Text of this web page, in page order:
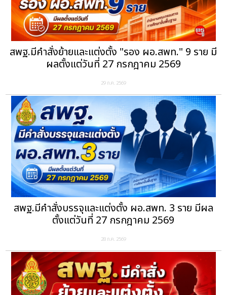
สพฐ.มีคำสั่งย้ายและแต่งตั้ง "รอง ผอ.สพท." 9 ราย มี
ผลตั้งแต่วันที่ 27 กรกฎาคม 2569
29 ก.ค. 2569
สพฐ.มีคำสั่งบรรจุและแต่งตั้ง ผอ.สพท. 3 ราย มีผล
ตั้งแต่วันที่ 27 กรกฎาคม 2569
28 ก.ค. 2569